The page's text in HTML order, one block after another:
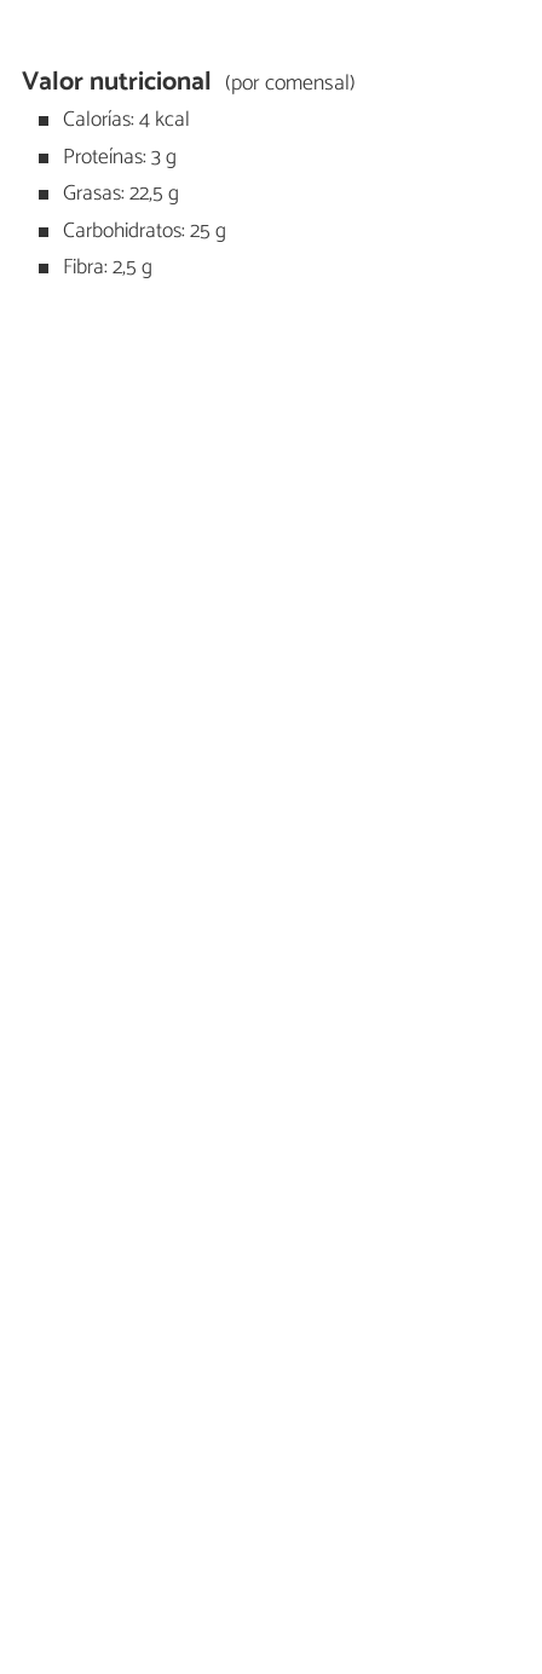
Valor nutricional (por comensal)
Calorías: 4 kcal
Proteínas: 3 g
Grasas: 22,5 g
Carbohidratos: 25 g
Fibra: 2,5 g